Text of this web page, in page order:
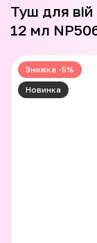
Туш для
12 мл
Знижка -5%
Новинка